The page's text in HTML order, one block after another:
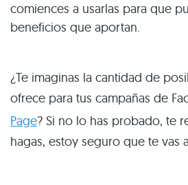
comiences a usarlas para que
beneficios que aportan.
¿Te imaginas la cantidad de
ofrece para tus campañas de
Page? Si no lo has probado, te
hagas, estoy seguro que te vas